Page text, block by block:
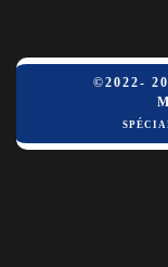
©2022-